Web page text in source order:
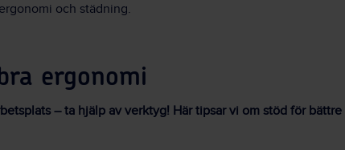
och städning.
ergonomi
– ta hjälp av verktyg! Här tipsar vi om stöd för